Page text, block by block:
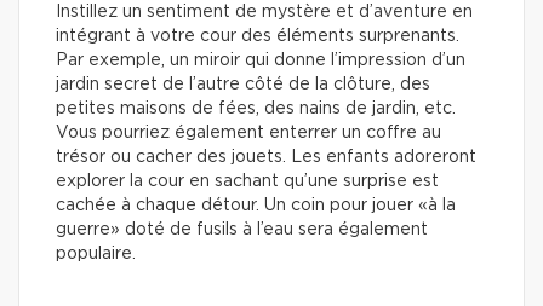
Instillez un sentiment de mystère et d’aventure en
intégrant à votre cour des éléments surprenants.
Par exemple, un miroir qui donne l’impression d’un
jardin secret de l’autre côté de la clôture, des
petites maisons de fées, des nains de jardin, etc.
Vous pourriez également enterrer un coffre au
trésor ou cacher des jouets. Les enfants adoreront
explorer la cour en sachant qu’une surprise est
cachée à chaque détour. Un coin pour jouer «à la
guerre» doté de fusils à l’eau sera également
populaire.